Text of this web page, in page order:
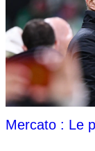
Mercato : Le